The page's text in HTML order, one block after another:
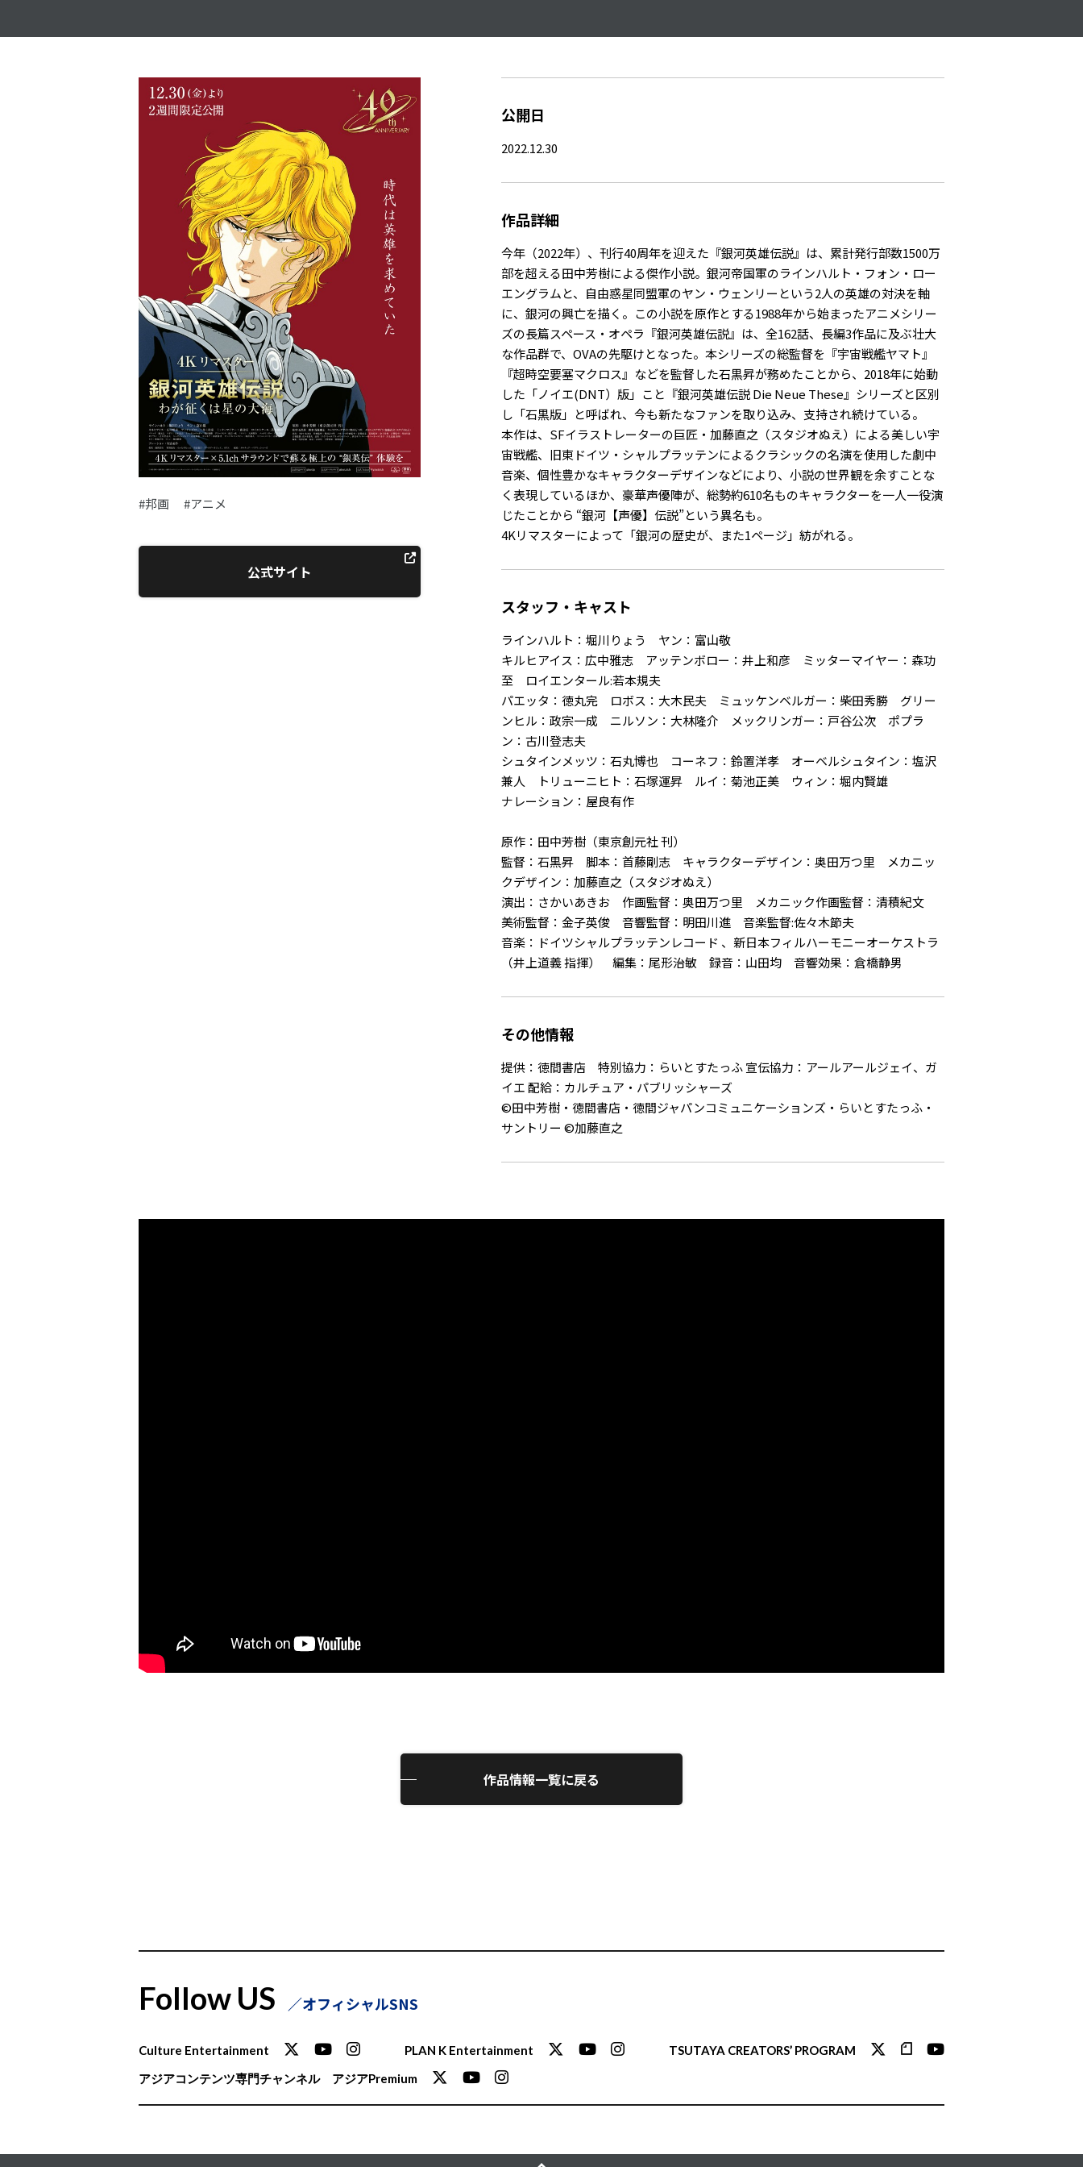
#邦画 #アニメ
公式サイト
公開日
2022.12.30
作品詳細
今年（2022年）、刊行40周年を迎えた『銀河英雄伝説』は、累計発行部数1500万
部を超える田中芳樹による傑作小説。銀河帝国軍のラインハルト・フォン・ロー
エングラムと、自由惑星同盟軍のヤン・ウェンリーという2人の英雄の対決を軸
に、銀河の興亡を描く。この小説を原作とする1988年から始まったアニメシリー
ズの長篇スペース・オペラ『銀河英雄伝説』は、全162話、長編3作品に及ぶ壮大
な作品群で、OVAの先駆けとなった。本シリーズの総監督を『宇宙戦艦ヤマト』
『超時空要塞マクロス』などを監督した石黒昇が務めたことから、2018年に始動
した「ノイエ(DNT）版」こと『銀河英雄伝説 Die Neue These』シリーズと区別
し「石黒版」と呼ばれ、今も新たなファンを取り込み、支持され続けている。
本作は、SFイラストレーターの巨匠・加藤直之（スタジオぬえ）による美しい宇
宙戦艦、旧東ドイツ・シャルプラッテンによるクラシックの名演を使用した劇中
音楽、個性豊かなキャラクターデザインなどにより、小説の世界観を余すことな
く表現しているほか、豪華声優陣が、総勢約610名ものキャラクターを一人一役演
じたことから “銀河【声優】伝説”という異名も。
4Kリマスターによって「銀河の歴史が、また1ページ」紡がれる。
スタッフ・キャスト
ラインハルト：堀川りょう ヤン：富山敬
キルヒアイス：広中雅志 アッテンボロー：井上和彦 ミッターマイヤー：森功
至 ロイエンタール:若本規夫
パエッタ：徳丸完 ロボス：大木民夫 ミュッケンベルガー：柴田秀勝 グリー
ンヒル：政宗一成 ニルソン：大林隆介 メックリンガー：戸谷公次 ポプラ
ン：古川登志夫
シュタインメッツ：石丸博也 コーネフ：鈴置洋孝 オーベルシュタイン：塩沢
兼人 トリューニヒト：石塚運昇 ルイ：菊池正美 ウィン：堀内賢雄
ナレーション：屋良有作
原作：田中芳樹（東京創元社 刊）
監督：石黒昇 脚本：首藤剛志 キャラクターデザイン：奥田万つ里 メカニッ
クデザイン：加藤直之（スタジオぬえ）
演出：さかいあきお 作画監督：奥田万つ里 メカニック作画監督：清積紀文
美術監督：金子英俊 音響監督：明田川進 音楽監督:佐々木節夫
音楽：ドイツシャルプラッテンレコード 、新日本フィルハーモニーオーケストラ
（井上道義 指揮） 編集：尾形治敏 録音：山田均 音響効果：倉橋静男
その他情報
提供：徳間書店 特別協力：らいとすたっふ 宣伝協力：アールアールジェイ、ガ
イエ 配給：カルチュア・パブリッシャーズ
©︎田中芳樹・徳間書店・徳間ジャパンコミュニケーションズ・らいとすたっふ・
サントリー ©︎加藤直之
作品情報一覧に戻る
Follow US オフィシャルSNS
Culture Entertainment PLAN K Entertainment
TSUTAYA CREATORS’ PROGRAM
アジアコンテンツ専門チャンネル
アジアPremium